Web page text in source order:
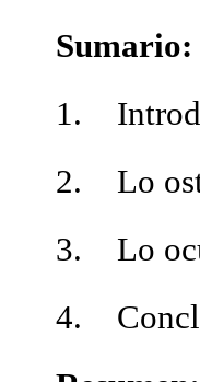
Sumario:
1.
2. Lo
3. Lo
4.